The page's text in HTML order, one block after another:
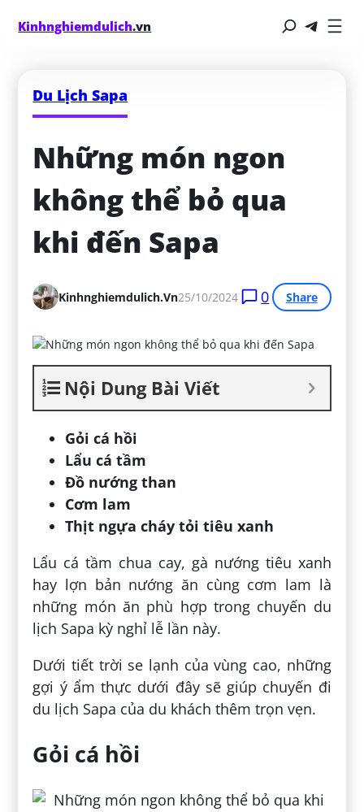
Kinhnghiemdulich.vn
Du Lịch Sapa
Những món ngon
không thể bỏ qua
khi đến Sapa
Kinhnghiemdulich.vn25/10/2024 0 Share
Nội Dung Bài Viết
Gỏi cá hồi
Lẩu cá tầm
Đồ nướng than
Cơm lam
Thịt ngựa cháy tỏi tiêu xanh
Lẩu cá tầm chua cay, gà nướng tiêu xanh
hay lợn bản nướng ăn cùng cơm lam là
những món ăn phù hợp trong chuyến du
lịch Sapa kỳ nghỉ lễ lần này.
Dưới tiết trời se lạnh của vùng cao, những
gợi ý ẩm thực dưới đây sẽ giúp chuyến đi
du lịch Sapa của du khách thêm trọn vẹn.
Gỏi cá hồi